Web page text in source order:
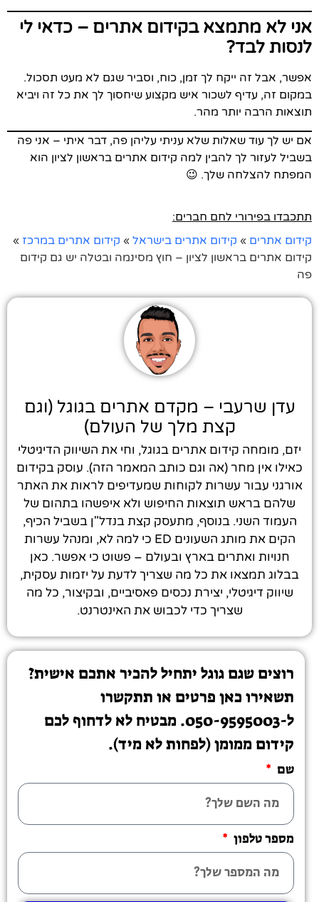
אני לא מתמצא בקידום אתרים – כדאי לי
לנסות לבד?
אפשר, אבל זה ייקח לך זמן, כוח, וסביר שגם לא מעט תסכול.
במקום זה, עדיף לשכור איש מקצוע שיחסוך לך את כל זה ויביא
תוצאות הרבה יותר מהר.
אם יש לך עוד שאלות שלא עניתי עליהן פה, דבר איתי – אני פה
בשביל לעזור לך להבין למה קידום אתרים בראשון לציון הוא
המפתח להצלחה שלך. 😉
תתכבדו בפירורי לחם חברים:
קידום אתרים » קידום אתרים בישראל » קידום אתרים במרכז »
קידום אתרים בראשון לציון – חוץ מסינמה ובטלה יש גם קידום
פה
עדן שרעבי – מקדם אתרים בגוגל (וגם
קצת מלך של העולם)
יזם, מומחה קידום אתרים בגוגל, וחי את השיווק הדיגיטלי
כאילו אין מחר (אה וגם כותב המאמר הזה). עוסק בקידום
אורגני עבור עשרות לקוחות שמעדיפים לראות את האתר
שלהם בראש תוצאות החיפוש ולא איפשהו בתהום של
העמוד השני. בנוסף, מתעסק קצת בנדל"ן בשביל הכיף,
הקים את מותג השעונים ED כי למה לא, ומנהל עשרות
חנויות ואתרים בארץ ובעולם – פשוט כי אפשר. כאן
בבלוג תמצאו את כל מה שצריך לדעת על יזמות עסקית,
שיווק דיגיטלי, יצירת נכסים פאסיביים, ובקיצור, כל מה
שצריך כדי לכבוש את האינטרנט.
רוצים שגם גוגל יתחיל להכיר אתכם אישית?
תשאירו כאן פרטים או תתקשרו
ל-050-9595003. מבטיח לא לדחוף לכם
קידום ממומן (לפחות לא מיד).
שם
מספר טלפון